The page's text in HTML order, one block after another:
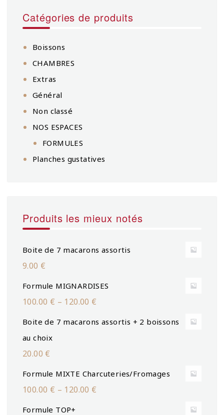
Catégories de produits
Boissons
CHAMBRES
Extras
Général
Non classé
NOS ESPACES
FORMULES
Planches gustatives
Produits les mieux notés
Boite de 7 macarons assortis
9.00 €
Formule MIGNARDISES
100.00 € – 120.00 €
Boite de 7 macarons assortis + 2 boissons
au choix
20.00 €
Formule MIXTE Charcuteries/Fromages
100.00 € – 120.00 €
Formule TOP+